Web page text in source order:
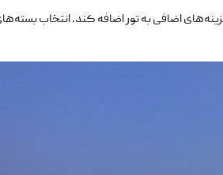
اضافی به تور اضافه کند. انتخاب